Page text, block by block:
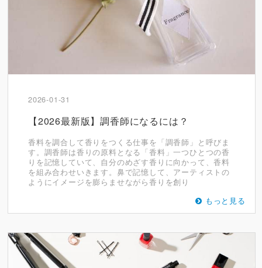
2026-01-31
【2026最新版】調香師になるには？
香料を調合して香りをつくる仕事を「調香師」と呼びま
す。調香師は香りの原料となる「香料」一つひとつの香
りを記憶していて、自分のめざす香りに向かって、香料
を組み合わせいきます。鼻で記憶して、アーティストの
ようにイメージを膨らませながら香りを創り
もっと見る